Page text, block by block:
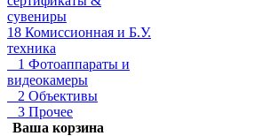
сувениры
18 Комиссионная и Б.У.
техника
1 Фотоаппараты и
видеокамеры
2 Объективы
3 Прочее
Ваша корзина